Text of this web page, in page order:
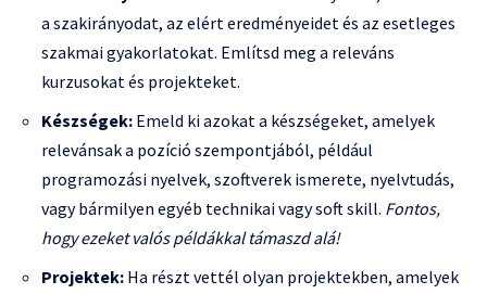
a szakirányodat, az elért eredményeidet és az esetleges
szakmai gyakorlatokat. Említsd meg a releváns
kurzusokat és projekteket.
Készségek: Emeld ki azokat a készségeket, amelyek
relevánsak a pozíció szempontjából, például
programozási nyelvek, szoftverek ismerete, nyelvtudás,
vagy bármilyen egyéb technikai vagy soft skill. Fontos,
hogy ezeket valós példákkal támaszd alá!
Projektek: Ha részt vettél olyan projektekben, amelyek